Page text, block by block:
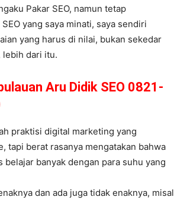
Pakar SEO, namun tetap
yang saya minati, saya sendiri
yang harus di nilai, bukan sekedar
lebih dari itu.
Aru Didik SEO 0821-
praktisi digital marketing yang
tapi berat rasanya mengatakan bahwa
belajar banyak dengan para suhu yang
dan ada juga tidak enaknya, misal